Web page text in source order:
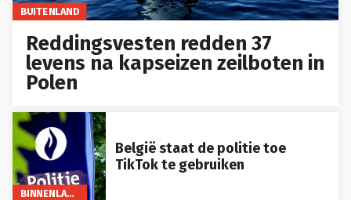
BUITENLAND
Reddingsvesten redden 37
levens na kapseizen zeilboten in
Polen
BINNENLAND
België staat de politie toe
TikTok te gebruiken